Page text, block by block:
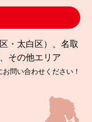
・太白区）、名取
その他エリア
問い合わせください！